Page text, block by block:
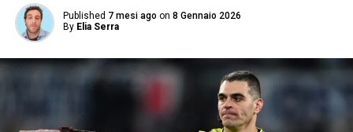
Published 7 mesi ago on 8 Gennaio 2026
By Elia Serra